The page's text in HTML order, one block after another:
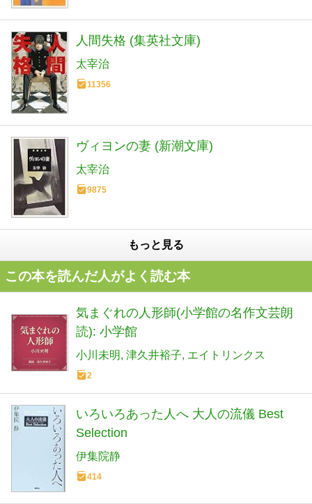
人間失格 (集英社文庫)
太宰治
11356
ヴィヨンの妻 (新潮文庫)
太宰治
9875
もっと見る
この本を読んだ人がよく読む本
気まぐれの人形師(小学館の名作文芸朗
読): 小学館
小川未明 津久井裕子 エイトリンクス
2
いろいろあった人へ 大人の流儀 Best
Selection
伊集院静
414